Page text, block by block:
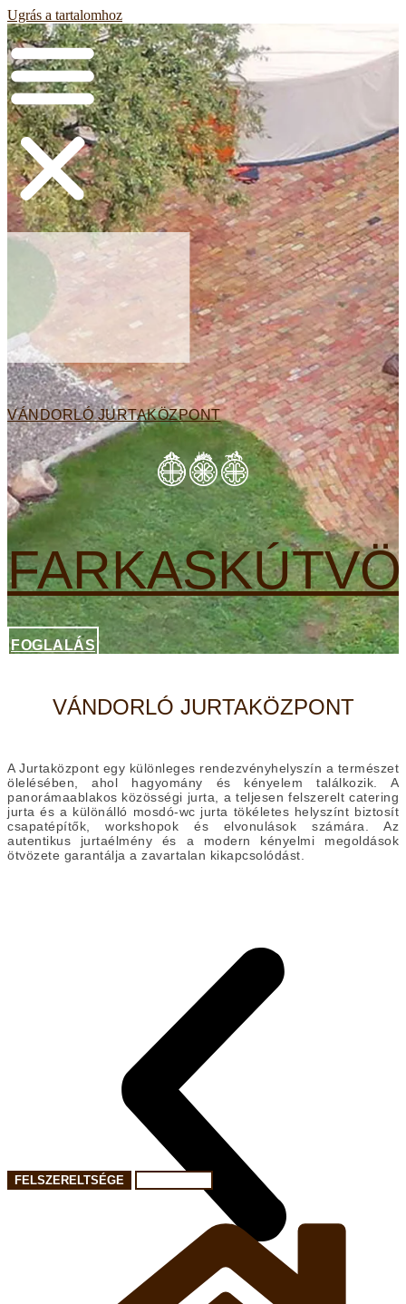
Ugrás a tartalomhoz
VÁNDORLÓ JURTAKÖZPONT
FOGLALÁS
VÁNDORLÓ JURTAKÖZPONT
A Jurtaközpont egy különleges rendezvényhelyszín a természet
ölelésében, ahol hagyomány és kényelem találkozik. A
panorámaablakos közösségi jurta, a teljesen felszerelt catering
jurta és a különálló mosdó-wc jurta tökéletes helyszínt biztosít
csapatépítők, workshopok és elvonulások számára. Az
autentikus jurtaélmény és a modern kényelmi megoldások
ötvözete garantálja a zavartalan kikapcsolódást.
FELSZERELTSÉGE